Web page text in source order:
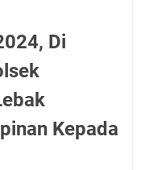
Di
Kepada